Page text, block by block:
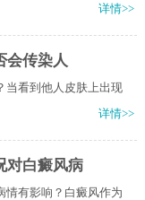
详情>>
会传染人
当看到他人皮肤上出现
详情>>
对白癜风病
情有影响？白癜风作为